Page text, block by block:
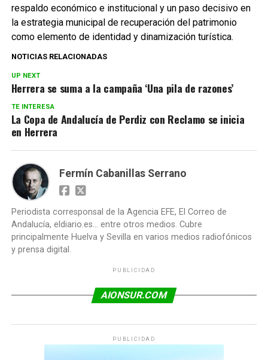
respaldo económico e institucional y un paso decisivo en
la estrategia municipal de recuperación del patrimonio
como elemento de identidad y dinamización turística.
NOTICIAS RELACIONADAS
UP NEXT
Herrera se suma a la campaña ‘Una pila de razones’
TE INTERESA
La Copa de Andalucía de Perdiz con Reclamo se inicia
en Herrera
Fermín Cabanillas Serrano
Periodista corresponsal de la Agencia EFE, El Correo de
Andalucía, eldiario.es... entre otros medios. Cubre
principalmente Huelva y Sevilla en varios medios radiofónicos
y prensa digital.
PUBLICIDAD
AIONSUR.COM
PUBLICIDAD